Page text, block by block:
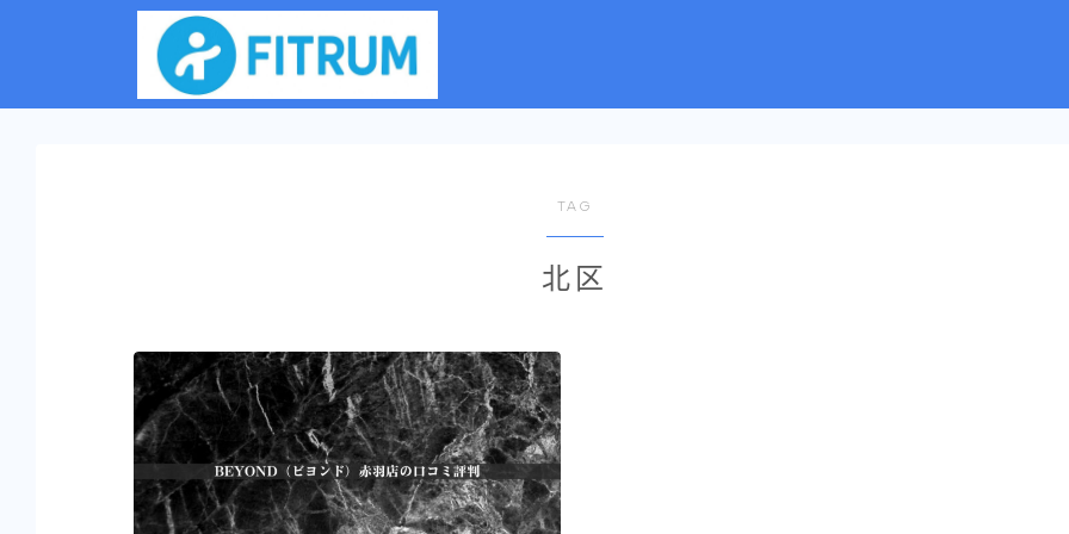
TAG
北区